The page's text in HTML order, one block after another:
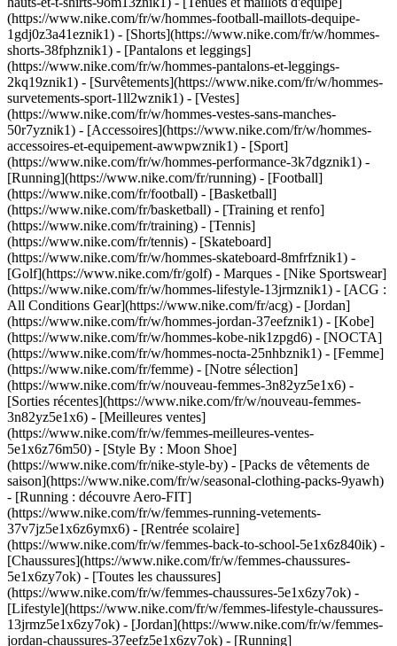
(https://www.nike.com/fr/w/hommes-football-maillots-dequipe-
1gdj0z3a41eznik1) - [Shorts](https://www.nike.com/fr/w/hommes-
shorts-38fphznik1) - [Pantalons et leggings]
(https://www.nike.com/fr/w/hommes-pantalons-et-leggings-
2kq19znik1) - [Survêtements](https://www.nike.com/fr/w/hommes-
survetements-sport-1ll2wznik1) - [Vestes]
(https://www.nike.com/fr/w/hommes-vestes-sans-manches-
50r7yznik1) - [Accessoires](https://www.nike.com/fr/w/hommes-
accessoires-et-equipement-awwpwznik1) - [Sport]
(https://www.nike.com/fr/w/hommes-performance-3k7dgznik1) -
[Running](https://www.nike.com/fr/running) - [Football]
(https://www.nike.com/fr/football) - [Basketball]
(https://www.nike.com/fr/basketball) - [Training et renfo]
(https://www.nike.com/fr/training) - [Tennis]
(https://www.nike.com/fr/tennis) - [Skateboard]
(https://www.nike.com/fr/w/hommes-skateboard-8mfrfznik1) -
[Golf](https://www.nike.com/fr/golf) - Marques - [Nike Sportswear]
(https://www.nike.com/fr/w/hommes-lifestyle-13jrmznik1) - [ACG :
All Conditions Gear](https://www.nike.com/fr/acg) - [Jordan]
(https://www.nike.com/fr/w/hommes-jordan-37eefznik1) - [Kobe]
(https://www.nike.com/fr/w/hommes-kobe-nik1zpgd6) - [NOCTA]
(https://www.nike.com/fr/w/hommes-nocta-25nhbznik1) - [Femme]
(https://www.nike.com/fr/femme) - [Notre sélection]
(https://www.nike.com/fr/w/nouveau-femmes-3n82yz5e1x6) -
[Sorties récentes](https://www.nike.com/fr/w/nouveau-femmes-
3n82yz5e1x6) - [Meilleures ventes]
(https://www.nike.com/fr/w/femmes-meilleures-ventes-
5e1x6z76m50) - [Style By : Moon Shoe]
(https://www.nike.com/fr/nike-style-by) - [Packs de vêtements de
saison](https://www.nike.com/fr/w/seasonal-clothing-packs-9yawh)
- [Running : découvre Aero-FIT]
(https://www.nike.com/fr/w/femmes-running-vetements-
37v7jz5e1x6z6ymx6) - [Rentrée scolaire]
(https://www.nike.com/fr/w/femmes-back-to-school-5e1x6z840ik) -
[Chaussures](https://www.nike.com/fr/w/femmes-chaussures-
5e1x6zy7ok) - [Toutes les chaussures]
(https://www.nike.com/fr/w/femmes-chaussures-5e1x6zy7ok) -
[Lifestyle](https://www.nike.com/fr/w/femmes-lifestyle-chaussures-
13jrmz5e1x6zy7ok) - [Jordan](https://www.nike.com/fr/w/femmes-
jordan-chaussures-37eefz5e1x6zy7ok) - [Running]